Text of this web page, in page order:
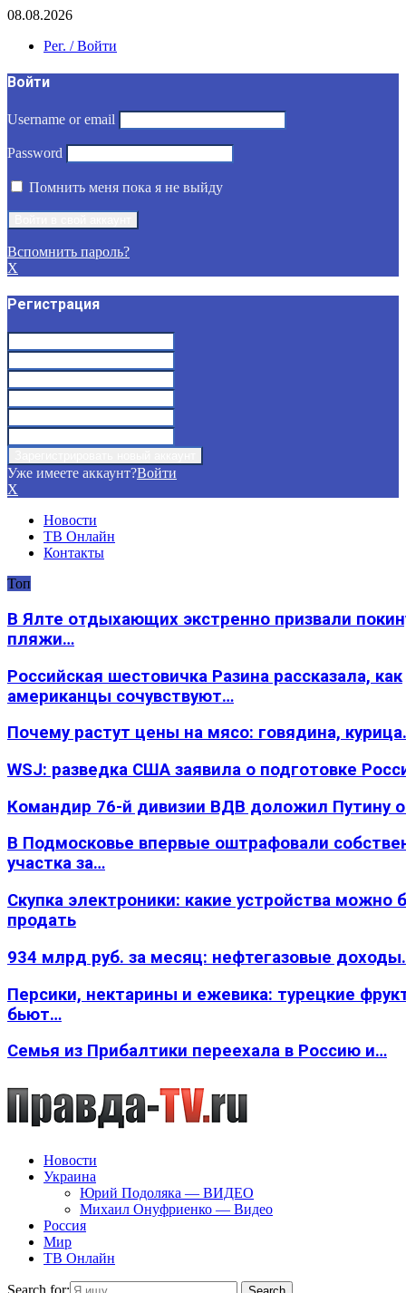
08.08.2026
Рег. / Войти
Войти
Username or email
Password
Помнить меня пока я не выйду
Вспомнить пароль?
X
Регистрация
Уже имеете аккаунт?Войти
X
Новости
ТВ Онлайн
Контакты
Топ
В Ялте отдыхающих экстренно призвали
пляжи…
Российская шестовичка Разина рассказала, как
американцы сочувствуют…
Почему растут цены на мясо: говядина,
WSJ: разведка США заявила о подготовке
Командир 76-й дивизии ВДВ доложил Путину
В Подмосковье впервые оштрафовали
участка за…
Скупка электроники: какие устройства можно
продать
934 млрд руб. за месяц: нефтегазовые
Персики, нектарины и ежевика: турецкие
бьют…
Семья из Прибалтики переехала в Россию и…
Новости
Украина
Юрий Подоляка — ВИДЕО
Михаил Онуфриенко — Видео
Россия
Мир
ТВ Онлайн
Search for: